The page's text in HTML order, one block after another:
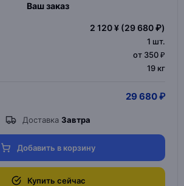
Ваш заказ
2 120 ¥ (29 680 ₽)
1 шт.
от 350 ₽
19 кг
29 680 ₽
Доставка Завтра
Добавить в корзину
Купить сейчас